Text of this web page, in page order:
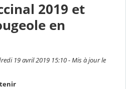
2019 et
en
19 avril 2019 15:10 - Mis à jour le